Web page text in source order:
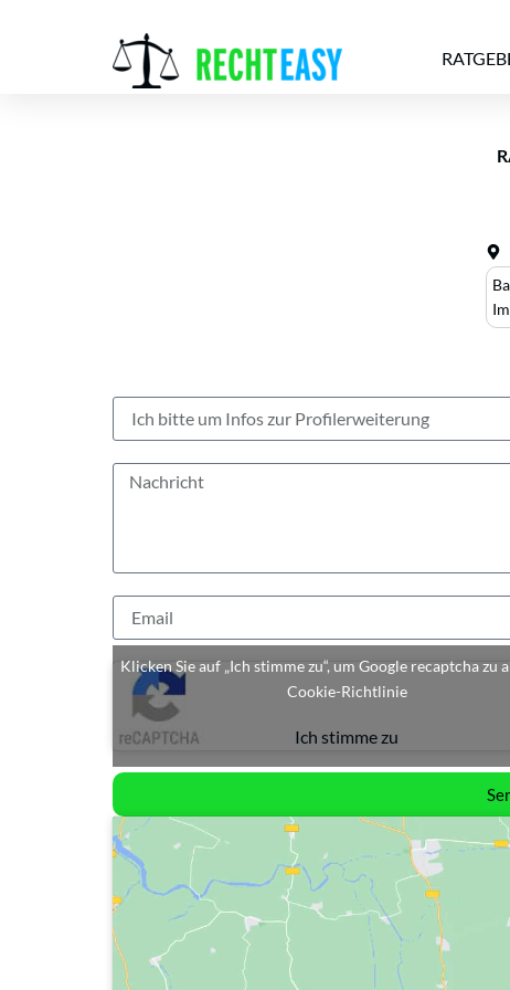
Klicken Sie auf „Ich stimme zu“, um Google recaptcha zu
Cookie-Richtlinie
Ich stimme zu